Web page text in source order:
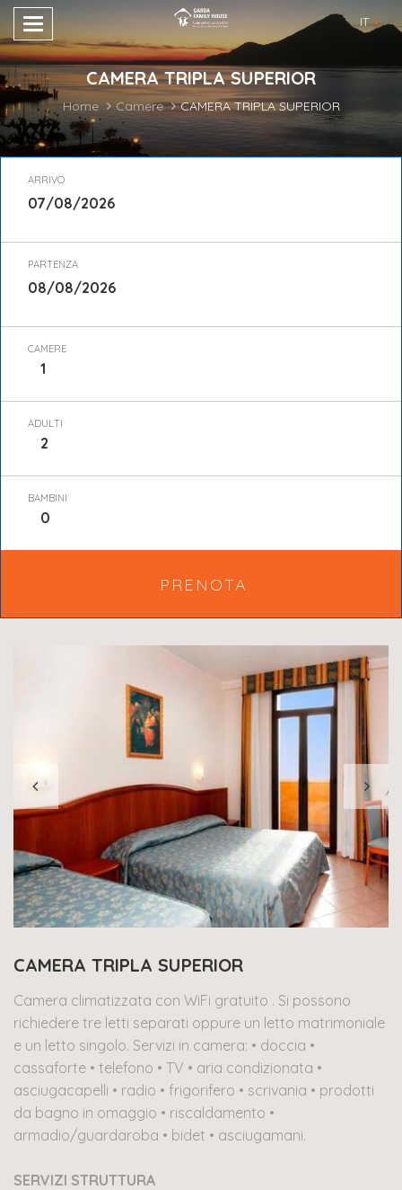
IT
CAMERA TRIPLA SUPERIOR
Home Camere CAMERA TRIPLA SUPERIOR
ARRIVO
PARTENZA
CAMERE
ADULTI
BAMBINI
PRENOTA
CAMERA TRIPLA SUPERIOR
Camera climatizzata con WiFi gratuito . Si possono
richiedere tre letti separati oppure un letto matrimoniale
e un letto singolo. Servizi in camera: • doccia •
cassaforte • telefono • TV • aria condizionata •
asciugacapelli • radio • frigorifero • scrivania • prodotti
da bagno in omaggio • riscaldamento •
armadio/guardaroba • bidet • asciugamani.
SERVIZI STRUTTURA